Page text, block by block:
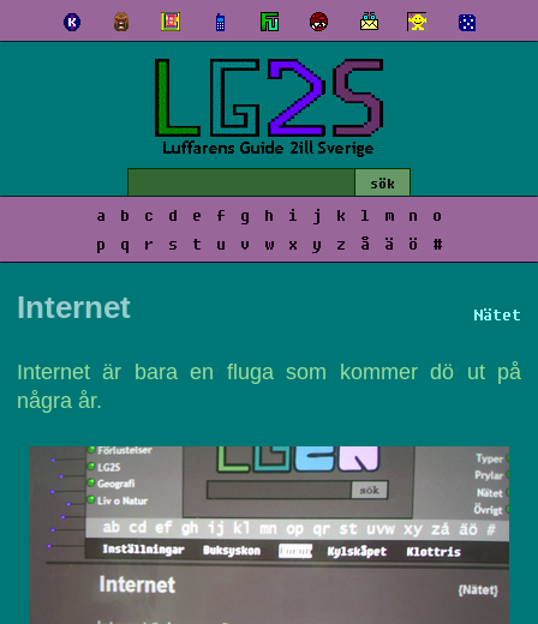
a b c d e f g h i j k l m n
o
p
q r s t u v w x y z å ä ö #
Nätet
Internet
Internet är bara en fluga som kommer dö ut på
några år.